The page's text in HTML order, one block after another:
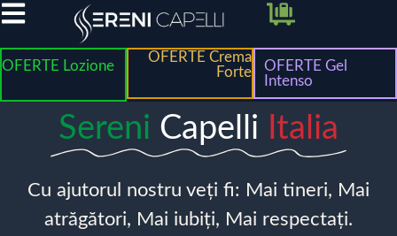
OFERTE Lozione
OFERTE Crema
Forte
OFERTE Gel
Intenso
Sereni Capelli Italia
Cu ajutorul nostru veți fi: Mai tineri, Mai
atrăgători, Mai iubiți, Mai respectați.